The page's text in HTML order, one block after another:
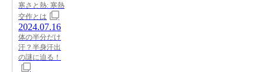
寒さと熱: 寒熱
交作とは
2024.07.16
体の半分だけ
汗？半身汗出
の謎に迫る！